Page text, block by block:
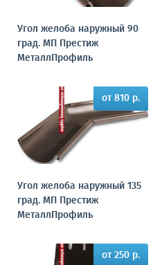
Угол желоба наружный 90
град. МП Престиж
МеталлПрофиль
от 810 р.
Угол желоба наружный 135
град. МП Престиж
МеталлПрофиль
от 250 р.